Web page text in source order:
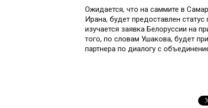
Ожидается, что на саммите в
Ирана, будет предоставлен
изучается заявка Белоруссии на
того, по словам Ушакова, будет
партнера по диалогу с